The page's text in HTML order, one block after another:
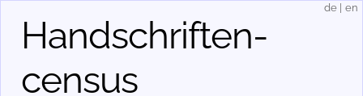
Handschriften­
census
de en